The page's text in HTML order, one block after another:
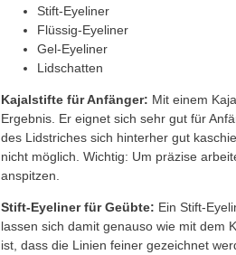
Stift-Eyeliner
Flüssig-Eyeliner
Gel-Eyeliner
Lidschatten
Kajalstifte für Anfänger: Mit einem
Ergebnis. Er eignet sich sehr gut für
des Lidstriches sich hinterher gut
nicht möglich. Wichtig: Um präzise
anspitzen.
Stift-Eyeliner für Geübte: Ein Stift-
lassen sich damit genauso wie mit dem
ist, dass die Linien feiner gezeichnet